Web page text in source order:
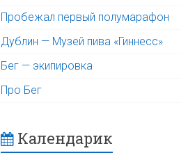
Пробежал первый полумарафон
Дублин — Музей пива «Гиннесс»
Бег — экипировка
Про Бег
Календарик